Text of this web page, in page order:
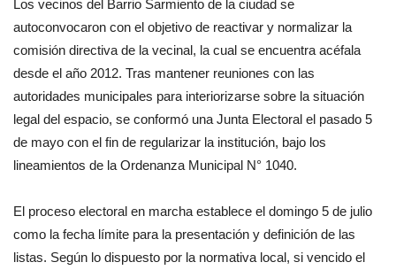
Los vecinos del Barrio Sarmiento de la ciudad se
autoconvocaron con el objetivo de reactivar y normalizar la
comisión directiva de la vecinal, la cual se encuentra acéfala
desde el año 2012. Tras mantener reuniones con las
autoridades municipales para interiorizarse sobre la situación
legal del espacio, se conformó una Junta Electoral el pasado 5
de mayo con el fin de regularizar la institución, bajo los
lineamientos de la Ordenanza Municipal N° 1040.
El proceso electoral en marcha establece el domingo 5 de julio
como la fecha límite para la presentación y definición de las
listas. Según lo dispuesto por la normativa local, si vencido el